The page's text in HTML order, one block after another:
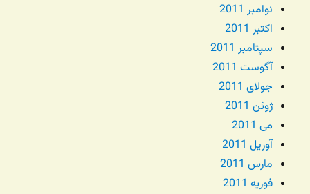
نوامبر 2011
اکتبر 2011
سپتامبر 2011
آگوست 2011
جولای 2011
ژوئن 2011
می 2011
آوریل 2011
مارس 2011
فوریه 2011